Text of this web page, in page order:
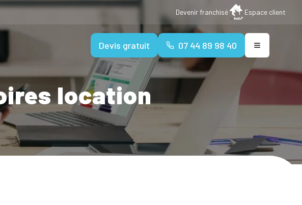
Devenir franchisé Espace client
Devis gratuit 07 44 89 98 40
location